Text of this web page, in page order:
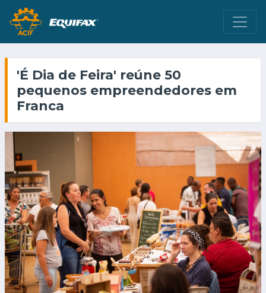
'É Dia de Feira' reúne 50
pequenos empreendedores em
Franca